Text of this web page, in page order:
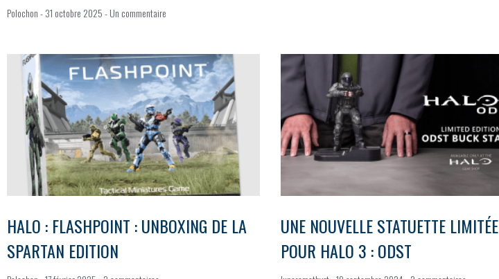
Polochon 31 octobre 2025 Un commentaire
HALO : FLASHPOINT : UNBOXING DE LA
SPARTAN EDITION
UNE NOUVELLE STATUETTE LIMITÉE
POUR HALO 3 : ODST